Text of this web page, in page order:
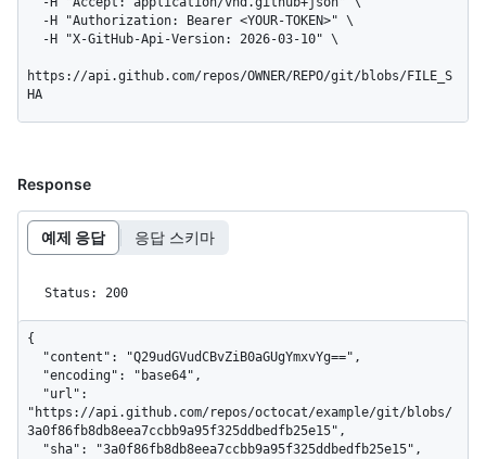
https://api.github.com/repos/OWNER/REPO/git/blobs/FILE_S
HA
Response
예제 응답 응답 스키마
Status: 200
{
"https://api.github.com/repos/octocat/example/git/blobs/
3a0f86fb8db8eea7ccbb9a95f325ddbedfb25e15",